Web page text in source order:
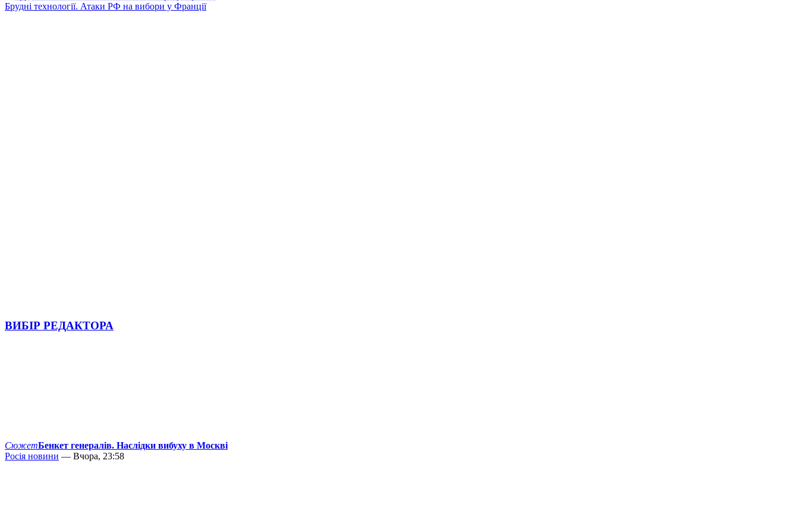
Брудні технології. Атаки РФ на вибори у Франції
ВИБІР РЕДАКТОРА
СюжетБенкет генералів. Наслідки вибуху в Москві
Росія новини — Вчора, 23:58